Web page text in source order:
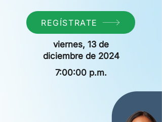
REGÍSTRATE
viernes, 13 de
diciembre de 2024
7:00:00 p.m.